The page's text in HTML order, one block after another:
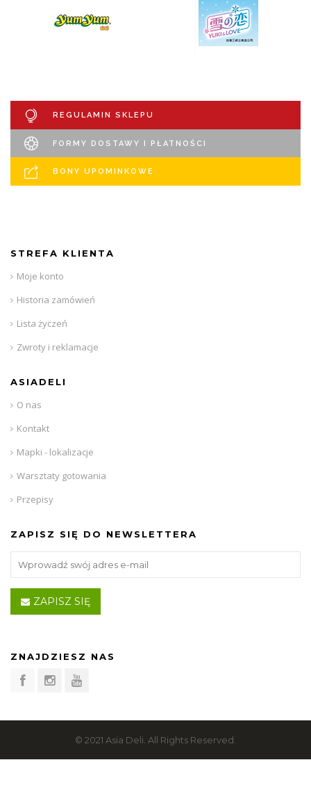
REGULAMIN SKLEPU
FORMY DOSTAWY I PŁATNOŚCI
BONY UPOMINKOWE
STREFA KLIENTA
Moje konto
Historia zamówień
Lista życzeń
Zwroty i reklamacje
ASIADELI
O nas
Kontakt
Mapki - lokalizacje
Warsztaty gotowania
Przepisy
ZAPISZ SIĘ DO NEWSLETTERA
ZAPISZ SIĘ
ZNAJDZIESZ NAS
© 2021 Asia Deli. All Rights Reserved.